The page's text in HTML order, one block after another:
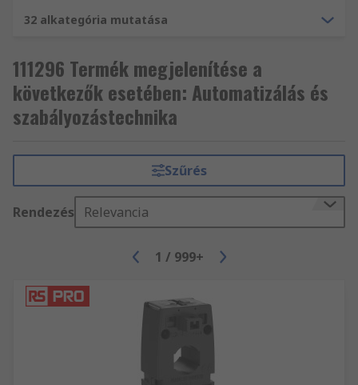
32 alkategória mutatása
111296 Termék megjelenítése a
következők esetében: Automatizálás és
szabályozástechnika
Szűrés
Rendezés Relevancia
1 / 999+